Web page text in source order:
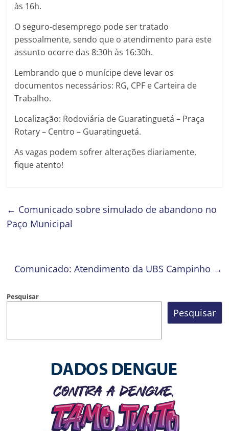
às 16h.
O seguro-desemprego pode ser tratado
pessoalmente, sendo que o atendimento para este
assunto ocorre das 8:30h às 16:30h.
Lembrando que o munícipe deve levar os
documentos necessários: RG, CPF e Carteira de
Trabalho.
Localização: Rodoviária de Guaratinguetá – Praça
Rotary – Centro – Guaratinguetá.
As vagas podem sofrer alterações diariamente,
fique atento!
← Comunicado sobre simulado de abandono no
Paço Municipal
Comunicado: Atendimento da UBS Campinho →
Pesquisar
Pesquisar